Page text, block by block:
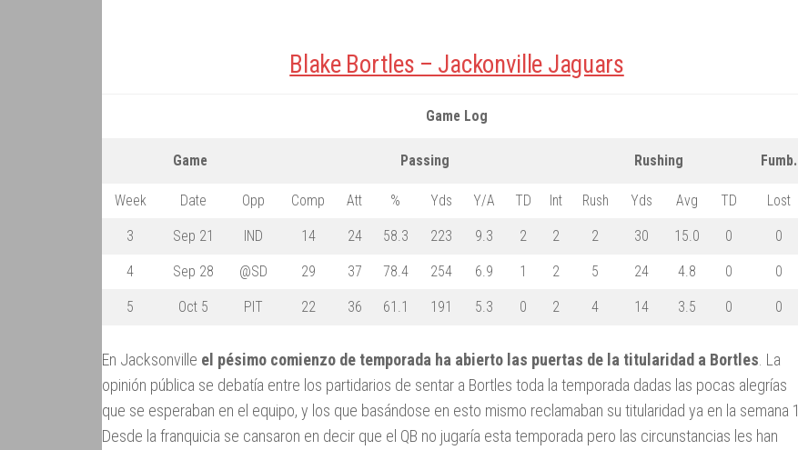
Blake Bortles – Jackonville Jaguars
Game Log
Game Passing Rushing Fumb.
Week Date Opp Comp Att % Yds Y/A TD Int Rush Yds Avg TD Lost
3 Sep 21 IND 14 24 58.3 223 9.3 2 2 2 30 15.0 0 0
4 Sep 28 @SD 29 37 78.4 254 6.9 1 2 5 24 4.8 0 0
5 Oct 5 PIT 22 36 61.1 191 5.3 0 2 4 14 3.5 0 0
En Jacksonville el pésimo comienzo de temporada ha abierto las puertas de la titularidad a Bortles . La
opinión pública se debatía entre los partidarios de sentar a Bortles toda la temporada dadas las pocas alegrías
que se esperaban en el equipo, y los que basándose en esto mismo reclamaban su titularidad ya en la semana 1.
Desde la franquicia se cansaron en decir que el QB no jugaría esta temporada pero las circunstancias les han